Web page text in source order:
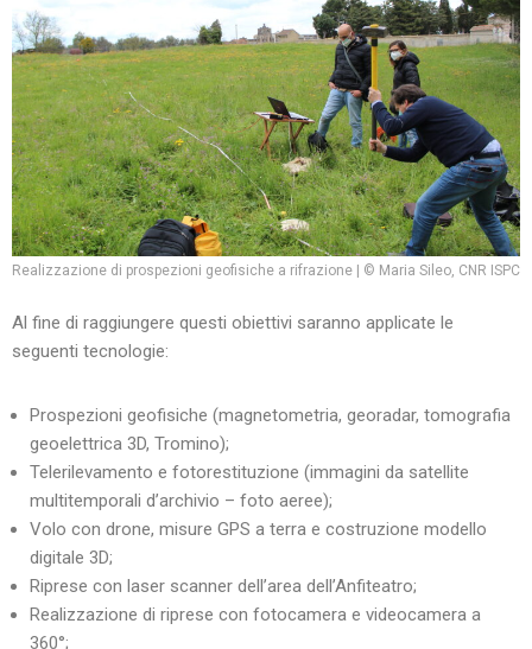
Realizzazione di prospezioni geofisiche a rifrazione | © Maria Sileo, CNR ISPC
Al fine di raggiungere questi obiettivi saranno applicate le
seguenti tecnologie:
Prospezioni geofisiche (magnetometria, georadar, tomografia
geoelettrica 3D, Tromino);
Telerilevamento e fotorestituzione (immagini da satellite
multitemporali d’archivio – foto aeree);
Volo con drone, misure GPS a terra e costruzione modello
digitale 3D;
Riprese con laser scanner dell’area dell’Anfiteatro;
Realizzazione di riprese con fotocamera e videocamera a
360°;